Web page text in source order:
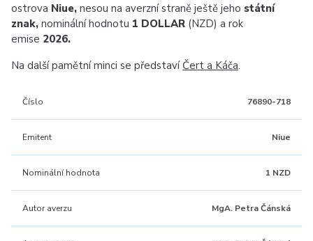
ostrova Niue, nesou na averzní straně ještě jeho státní
znak, nominální hodnotu 1 DOLLAR (NZD) a rok
emise 2026.
Na další pamětní minci se představí Čert a Káča.
Číslo 76890-718
Emitent Niue
Nominální hodnota 1 NZD
Autor averzu MgA. Petra Čánská